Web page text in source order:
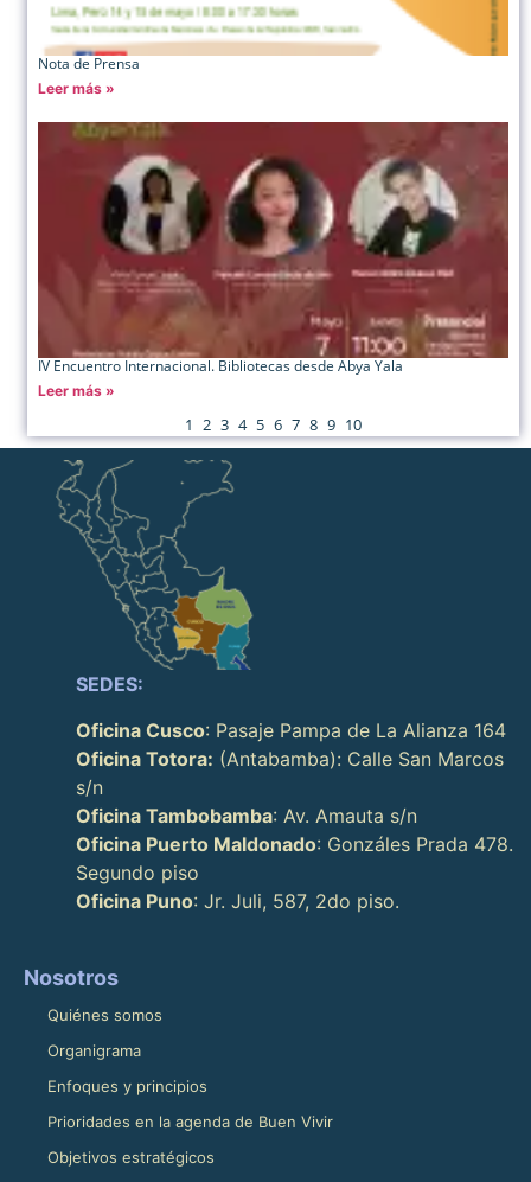
Nota de Prensa
Leer más »
IV Encuentro Internacional. Bibliotecas desde Abya Yala
Leer más »
1 2 3 4 5 6 7 8 9 10
SEDES:
Oficina Cusco: Pasaje Pampa de La Alianza 164
Oficina Totora: (Antabamba): Calle San Marcos
s/n
Oficina Tambobamba: Av. Amauta s/n
Oficina Puerto Maldonado: Gonzáles Prada 478.
Segundo piso
Oficina Puno: Jr. Juli, 587, 2do piso.
Nosotros
Quiénes somos
Organigrama
Enfoques y principios
Prioridades en la agenda de Buen Vivir
Objetivos estratégicos